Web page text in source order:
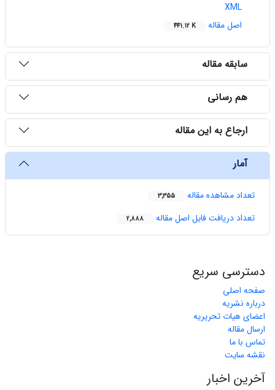
XML
اصل مقاله
441.12 K
سابقه مقاله
هم رسانی
ارجاع به این مقاله
آمار
تعداد مشاهده مقاله 3,355
تعداد دریافت فایل اصل مقاله 2,888
دسترسی سریع
صفحه اصلی
درباره نشریه
اعضای هیات تحریریه
ارسال مقاله
تماس با ما
نقشه سایت
آخرین اخبار